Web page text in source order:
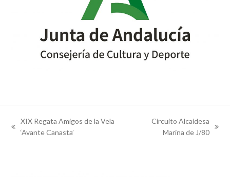
previous
XIX Regata Amigos de la Vela
‘Avante Canasta’
Circuito Alcaidesa
Marina de J/80